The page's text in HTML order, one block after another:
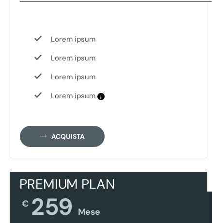
Lorem ipsum
Lorem ipsum
Lorem ipsum
Lorem ipsum
ACQUISTA
PREMIUM PLAN
€ 259 Mese